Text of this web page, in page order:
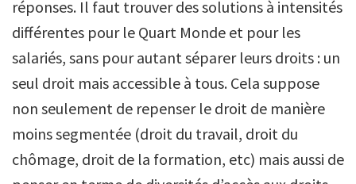
réponses. Il faut trouver des solutions à intensités
différentes pour le Quart Monde et pour les
salariés, sans pour autant séparer leurs droits : un
seul droit mais accessible à tous. Cela suppose
non seulement de repenser le droit de manière
moins segmentée (droit du travail, droit du
chômage, droit de la formation, etc) mais aussi de